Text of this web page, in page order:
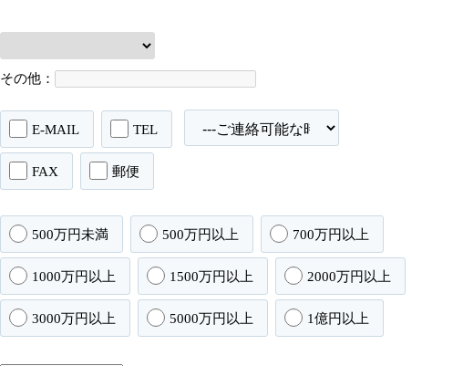
その他：
E-MAIL TEL
FAX 郵便
500万円未満 500万円以上 700万円以上
1000万円以上 1500万円以上 2000万円以上
3000万円以上 5000万円以上 1億円以上